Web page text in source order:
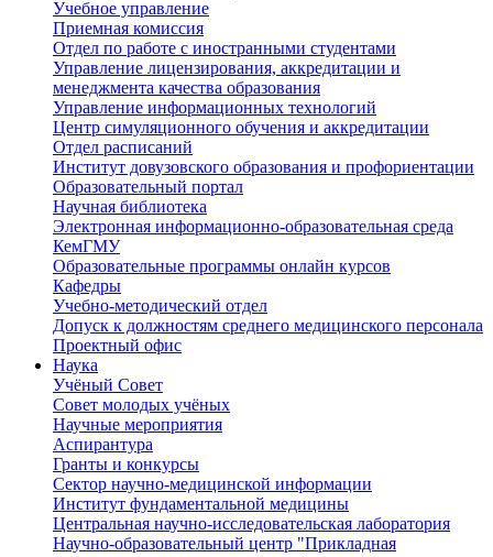
Учебное управление
Приемная комиссия
Отдел по работе с иностранными студентами
Управление лицензирования, аккредитации и
менеджмента качества образования
Управление информационных технологий
Центр симуляционного обучения и аккредитации
Отдел расписаний
Институт довузовского образования и профориентации
Образовательный портал
Научная библиотека
Электронная информационно-образовательная среда
КемГМУ
Образовательные программы онлайн курсов
Кафедры
Учебно-методический отдел
Допуск к должностям среднего медицинского персонала
Проектный офис
Наука
Учёный Cовет
Совет молодых учёных
Научные мероприятия
Аспирантура
Гранты и конкурсы
Сектор научно-медицинской информации
Институт фундаментальной медицины
Центральная научно-исследовательская лаборатория
Научно-образовательный центр "Прикладная